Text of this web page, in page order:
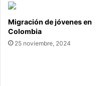
Migración de jóvenes en
Colombia
25 noviembre, 2024